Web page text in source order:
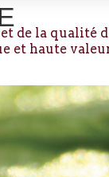
de la qualité
et haute